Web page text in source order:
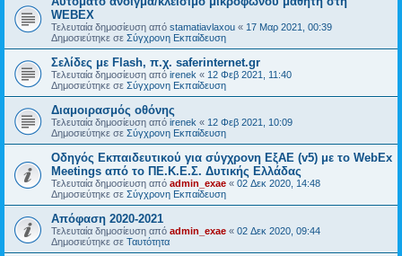
WEBEX
Τελευταία δημοσίευση από stamatiavlaxou « 17 Μαρ 2021, 00:39
Δημοσιεύτηκε σε Σύγχρονη Εκπαίδευση
Σελίδες με Flash, π.χ. saferinternet.gr
Τελευταία δημοσίευση από irenek « 12 Φεβ 2021, 11:40
Δημοσιεύτηκε σε Σύγχρονη Εκπαίδευση
Διαμοιρασμός οθόνης
Τελευταία δημοσίευση από irenek « 12 Φεβ 2021, 10:09
Δημοσιεύτηκε σε Σύγχρονη Εκπαίδευση
Oδηγός Eκπαιδευτικού για σύγχρονη ΕξΑΕ (v5) με το WebEx
Meetings από το ΠΕ.Κ.Ε.Σ. Δυτικής Ελλάδας
Τελευταία δημοσίευση από admin_exae « 02 Δεκ 2020, 14:48
Δημοσιεύτηκε σε Σύγχρονη Εκπαίδευση
Απόφαση 2020-2021
Τελευταία δημοσίευση από admin_exae « 02 Δεκ 2020, 09:44
Δημοσιεύτηκε σε Ταυτότητα